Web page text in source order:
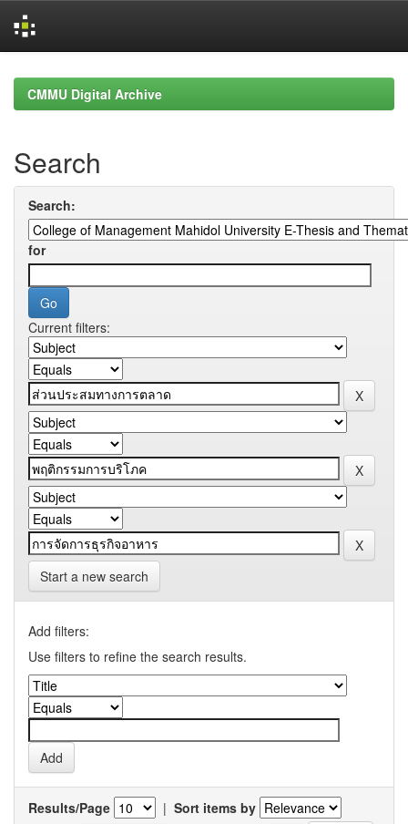
navigationCMMU Digital Archive
Search
Search:
for
Current filters:
Start a new search
Add filters:
Use filters to refine the search results.
Results/Page | Sort items by